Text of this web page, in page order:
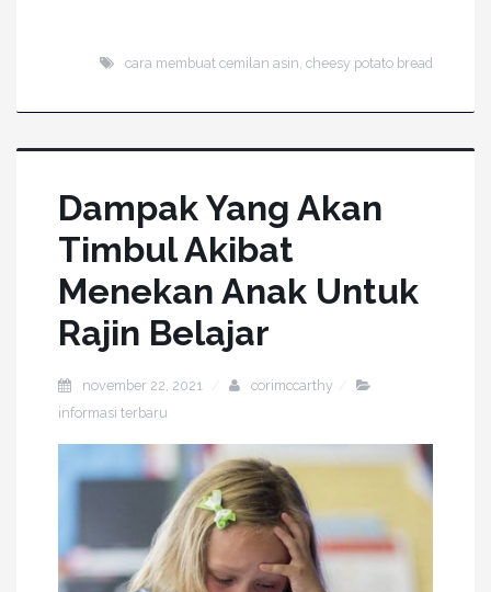
cara membuat cemilan asin ,cheesy potato bread
Dampak Yang Akan
Timbul Akibat
Menekan Anak Untuk
Rajin Belajar
november 22, 2021
corimccarthy
informasi terbaru